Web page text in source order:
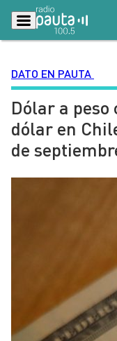
Podcasts
Lo Último
Ciudad
Entretención
Dato en Pauta
Contenido
DATO EN PAUTA
Dólar a
dólar en
de